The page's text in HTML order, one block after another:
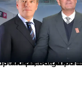
grupos empresariales del país mantienen una fuerte presencia en Áncash